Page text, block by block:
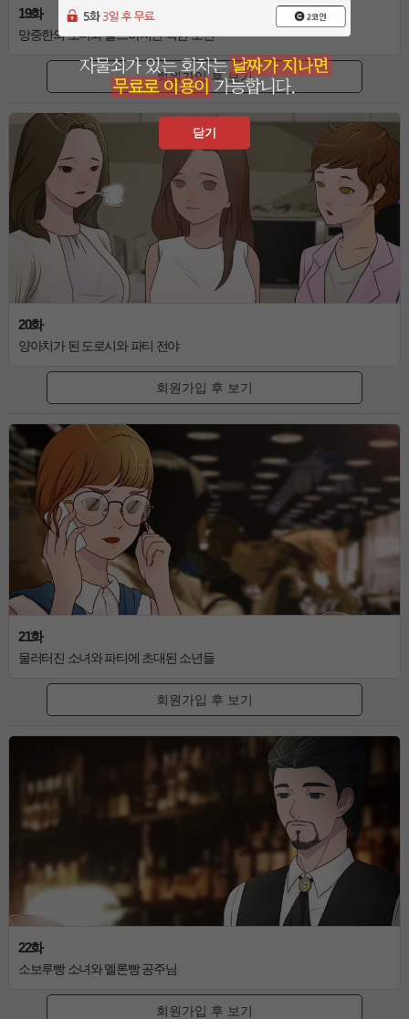
닫기
19화
망중한의 소녀와 올드하지만 착한 소년
회원가입 후 보기
20화
양아치가 된 도로시와 파티 전야
회원가입 후 보기
21화
물러터진 소녀와 파티에 초대된 소년들
회원가입 후 보기
22화
소보루빵 소녀와 멜론빵 공주님
회원가입 후 보기